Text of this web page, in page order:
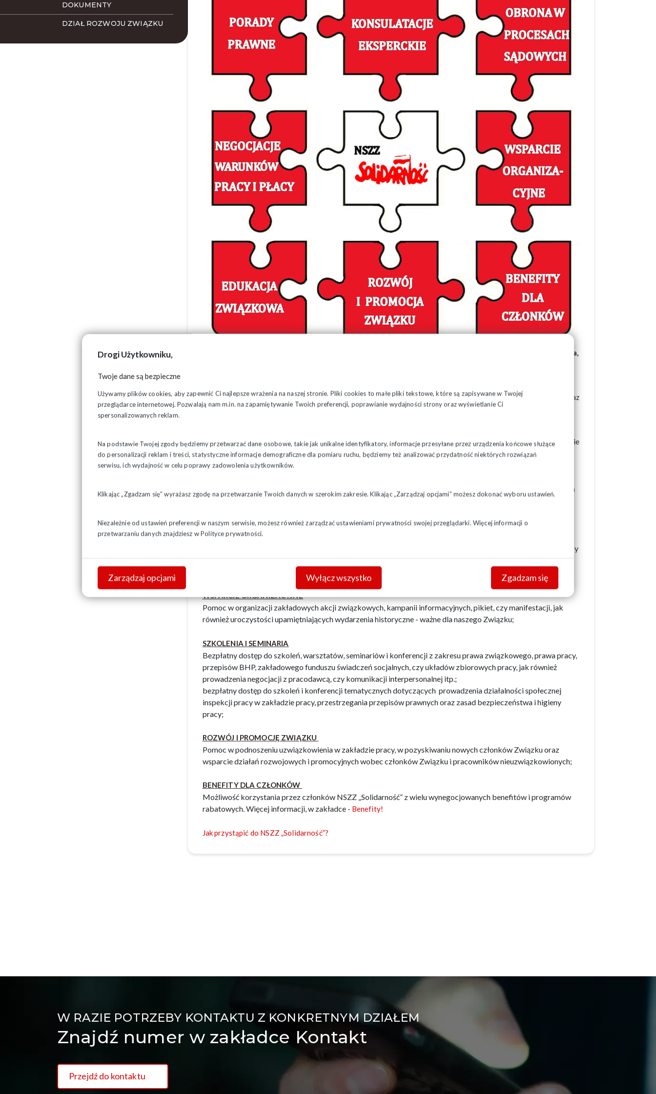
Drogi Użytkowniku,
Twoje dane są bezpieczne
Używamy plików cookies, aby zapewnić Ci najlepsze wrażenia na naszej stronie. Pliki cookies to małe pliki tekstowe, które są zapisywane w Twojej
przeglądarce internetowej. Pozwalają nam m.in. na zapamiętywanie Twoich preferencji, poprawianie wydajności strony oraz wyświetlanie Ci
spersonalizowanych reklam.
Na podstawie Twojej zgody będziemy przetwarzać dane osobowe, takie jak unikalne identyfikatory, informacje przesyłane przez urządzenia końcowe służące
do personalizacji reklam i treści, statystyczne informacje demograficzne dla pomiaru ruchu, będziemy też analizować przydatność niektórych rozwiązań
serwisu, ich wydajność w celu poprawy zadowolenia użytkowników.
Klikając „Zgadzam się” wyrażasz zgodę na przetwarzanie Twoich danych w szerokim zakresie. Klikając „Zarządzaj opcjami” możesz dokonać wyboru ustawień.
Niezależnie od ustawień preferencji w naszym serwisie, możesz również zarządzać ustawieniami prywatności swojej przeglądarki. Więcej informacji o
przetwarzaniu danych znajdziesz wPolityce prywatności.
Zarządzaj opcjami Wyłącz wszystko Zgadzam się
DOKUMENTY
DZIAŁ ROZWOJU ZWIĄZKU
Wybierając NSZZ „Solidarność” Twoje interesy reprezentować będzie profesjonalna organizacja związkowa,
Bezpłatny dostęp do fachowej pomocy prawnej, porad prawnych dotyczących spraw pracowniczych oraz
indywidualnej pomocy w sprawach prywatnych z zakresu prawa cywilnego, czy karnego;
Pomoc merytoryczną związkowych ekspertów w prowadzeniu działalności związkowej, m.in. opiniowanie
wewnątrzzakładowych aktów prawnych, oraz sporządzanie pism do pracodawców;
Bezpłatną obronę w procesach sądowych dotyczących spraw pracowniczych przed sądami pracy i ubezpieczeń
społecznych;
NEGOCJACJE WARUNKÓW PRACY I PŁACY
Pomoc konsultacyjno-negocjacyjną w uzgadnianiu porozumień z pracodawcą w zakresie warunków pracy i płacy
WSPARCIE ORGANIZACYJNE
Pomoc w organizacji zakładowych akcji związkowych, kampanii informacyjnych, pikiet, czy manifestacji, jak
również uroczystości upamiętniających wydarzenia historyczne - ważne dla naszego Związku;
SZKOLENIA I SEMINARIA
Bezpłatny dostęp do szkoleń, warsztatów, seminariów i konferencji z zakresu prawa związkowego, prawa pracy,
przepisów BHP, zakładowego funduszu świadczeń socjalnych, czy układów zbiorowych pracy, jak również
prowadzenia negocjacji z pracodawcą, czy komunikacji interpersonalnej itp.;
bezpłatny dostęp do szkoleń i konferencji tematycznych dotyczących prowadzenia działalności społecznej
inspekcji pracy w zakładzie pracy, przestrzegania przepisów prawnych oraz zasad bezpieczeństwa i higieny
pracy;
ROZWÓJ I PROMOCJĘ ZWIĄZKU
Pomoc w podnoszeniu uzwiązkowienia w zakładzie pracy, w pozyskiwaniu nowych członków Związku oraz
wsparcie działań rozwojowych i promocyjnych wobec członków Związku i pracowników nieuzwiązkowionych;
BENEFITY DLA CZŁONKÓW
Możliwość korzystania przez członków NSZZ „Solidarność” z wielu wynegocjowanych benefitów i programów
rabatowych. Więcej informacji, w zakładce - Benefity!
Jak przystąpić do NSZZ „Solidarność”?
W RAZIE POTRZEBY KONTAKTU Z KONKRETNYM DZIAŁEM
Znajdź numer w zakładce Kontakt
Przejdź do kontaktu